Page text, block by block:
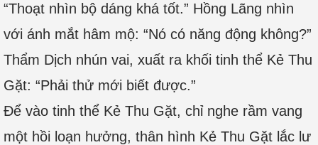
“Thoạt nhìn bộ dáng khá tốt.” Hồng Lãng nhìn
với ánh mắt hâm mộ: “Nó có năng động không?”
Thẩm Dịch nhún vai, xuất ra khối tinh thể Kẻ Thu
Gặt: “Phải thử mới biết được.”
Để vào tinh thể Kẻ Thu Gặt, chỉ nghe rầm vang
một hồi loạn hưởng, thân hình Kẻ Thu Gặt lắc lư